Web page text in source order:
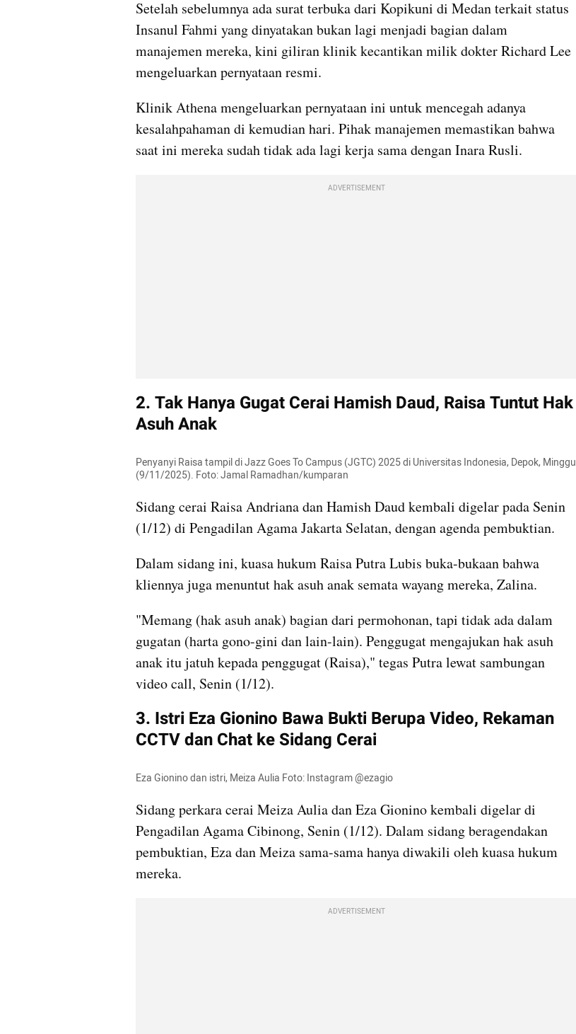
Setelah sebelumnya ada surat terbuka dari Kopikuni di Medan terkait status
Insanul Fahmi yang dinyatakan bukan lagi menjadi bagian dalam
manajemen mereka, kini giliran klinik kecantikan milik dokter Richard Lee
mengeluarkan pernyataan resmi.
Klinik Athena mengeluarkan pernyataan ini untuk mencegah adanya
kesalahpahaman di kemudian hari. Pihak manajemen memastikan bahwa
saat ini mereka sudah tidak ada lagi kerja sama dengan Inara Rusli.
ADVERTISEMENT
2. Tak Hanya Gugat Cerai Hamish Daud, Raisa Tuntut Hak
Asuh Anak
Penyanyi Raisa tampil di Jazz Goes To Campus (JGTC) 2025 di Universitas Indonesia, Depok, Minggu
(9/11/2025). Foto: Jamal Ramadhan/kumparan
Sidang cerai Raisa Andriana dan Hamish Daud kembali digelar pada Senin
(1/12) di Pengadilan Agama Jakarta Selatan, dengan agenda pembuktian.
Dalam sidang ini, kuasa hukum Raisa Putra Lubis buka-bukaan bahwa
kliennya juga menuntut hak asuh anak semata wayang mereka, Zalina.
"Memang (hak asuh anak) bagian dari permohonan, tapi tidak ada dalam
gugatan (harta gono-gini dan lain-lain). Penggugat mengajukan hak asuh
anak itu jatuh kepada penggugat (Raisa)," tegas Putra lewat sambungan
video call, Senin (1/12).
3. Istri Eza Gionino Bawa Bukti Berupa Video, Rekaman
CCTV dan Chat ke Sidang Cerai
Eza Gionino dan istri, Meiza Aulia Foto: Instagram @ezagio
Sidang perkara cerai Meiza Aulia dan Eza Gionino kembali digelar di
Pengadilan Agama Cibinong, Senin (1/12). Dalam sidang beragendakan
pembuktian, Eza dan Meiza sama-sama hanya diwakili oleh kuasa hukum
mereka.
ADVERTISEMENT